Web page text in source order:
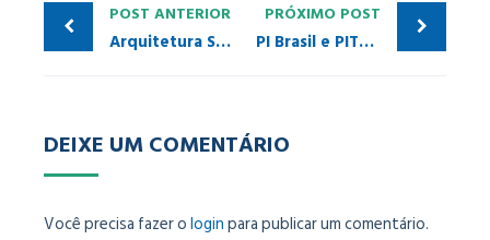
POST ANTERIOR
Arquitetura Simplificada do PROFINET Tester
PRÓXIMO POST
PI Brasil e PITCs encerram calendário de treinamentos de 2022
DEIXE UM COMENTÁRIO
Você precisa fazer ologinpara publicar um comentário.